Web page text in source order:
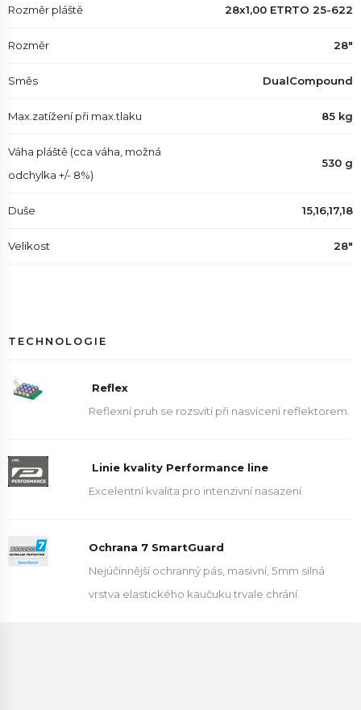
Rozměr pláště 28x1,00 ETRTO 25-622
Rozměr 28"
Směs DualCompound
Max.zatížení při max.tlaku 85 kg
Váha pláště (cca váha, možná
odchylka +/- 8%)
530 g
Duše 15,16,17,18
Velikost 28"
TECHNOLOGIE
Reflex
Reflexní pruh se rozsvítí při nasvícení reflektorem.
Linie kvality Performance line
Excelentní kvalita pro intenzivní nasazení.
Ochrana 7 SmartGuard
Nejúčinnější ochranný pás, masivní, 5mm silná
vrstva elastického kaučuku trvale chrání.